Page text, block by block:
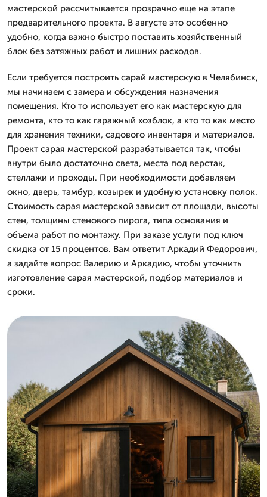
мастерской рассчитывается прозрачно еще на этапе
предварительного проекта. В августе это особенно
удобно, когда важно быстро поставить хозяйственный
блок без затяжных работ и лишних расходов.
Если требуется построить сарай мастерскую в Челябинск,
мы начинаем с замера и обсуждения назначения
помещения. Кто то использует его как мастерскую для
ремонта, кто то как гаражный хозблок, а кто то как место
для хранения техники, садового инвентаря и материалов.
Проект сарая мастерской разрабатывается так, чтобы
внутри было достаточно света, места под верстак,
стеллажи и проходы. При необходимости добавляем
окно, дверь, тамбур, козырек и удобную установку полок.
Стоимость сарая мастерской зависит от площади, высоты
стен, толщины стенового пирога, типа основания и
объема работ по монтажу. При заказе услуги под ключ
скидка от 15 процентов. Вам ответит Аркадий Федорович,
а задайте вопрос Валерию и Аркадию, чтобы уточнить
изготовление сарая мастерской, подбор материалов и
сроки.